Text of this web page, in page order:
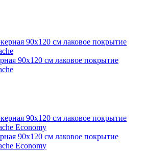
90x120 см лаковое покрытие
90x120 см лаковое покрытие
Economy